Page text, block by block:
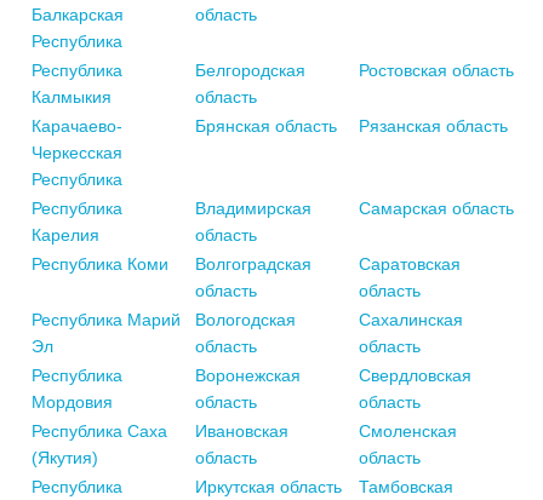
Балкарская
Республика
область
Республика
Калмыкия
Белгородская
область
Ростовская область
Карачаево-
Черкесская
Республика
Брянская область Рязанская область
Республика
Карелия
Владимирская
область
Самарская область
Республика Коми
Волгоградская
область
Саратовская
область
Республика Марий
Эл
Вологодская
область
Сахалинская
область
Республика
Мордовия
Воронежская
область
Свердловская
область
Республика Саха
(Якутия)
Ивановская
область
Смоленская
область
Республика
Иркутская область
Тамбовская